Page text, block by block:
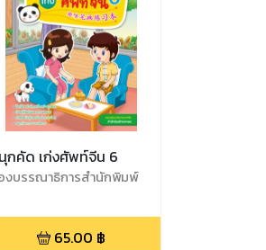
กคัด เก่งศัพท์จีน 6
งบรรณาธิการสำนักพิมพ์
65.00 ฿